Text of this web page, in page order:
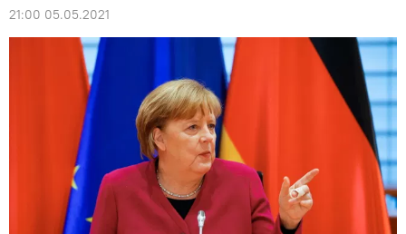
21:00 05.05.2021